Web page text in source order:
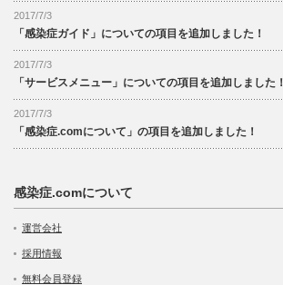
2017/7/3
「感染症ガイド」についての項目を追加しました！
2017/7/3
「サービスメニュー」についての項目を追加しました！
2017/7/3
「感染症.comについて」の項目を追加しました！
感染症.comについて
運営会社
採用情報
無料会員登録